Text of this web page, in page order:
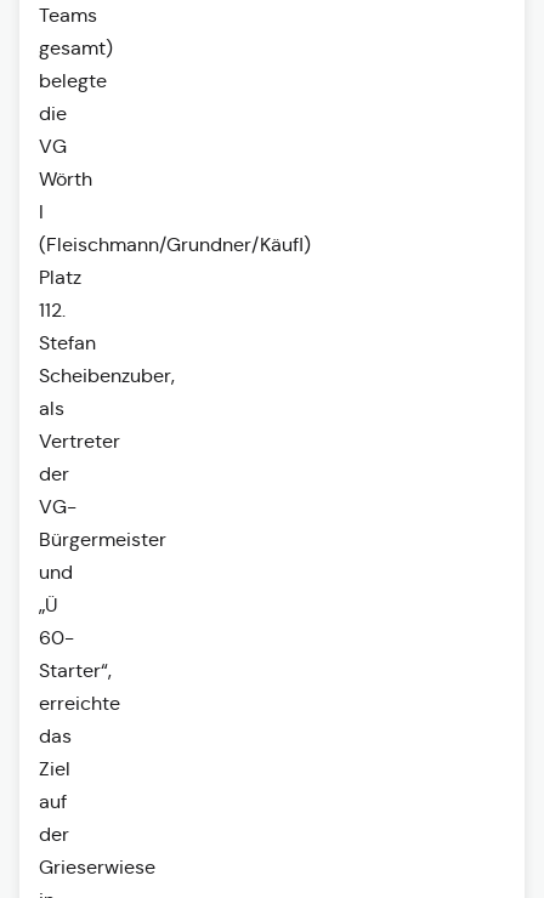
Teams
gesamt)
belegte
die
VG
Wörth
I
(Fleischmann/Grundner/Käufl)
Platz
112.
Stefan
Scheibenzuber,
als
Vertreter
der
VG-
Bürgermeister
und
„Ü
60-
Starter“,
erreichte
das
Ziel
auf
der
Grieserwiese